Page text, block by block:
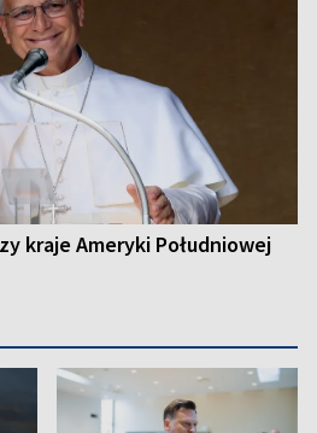
kraje Ameryki Południowej